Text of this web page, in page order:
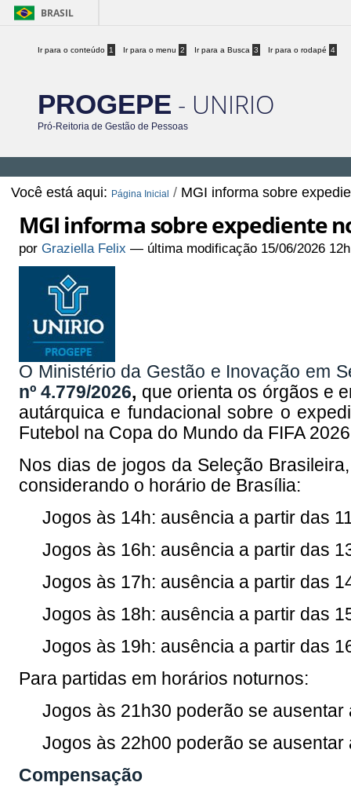
BRASIL
Ir para o conteúdo 1 Ir para o menu 2 Ir para a Busca 3 Ir para o rodapé 4
PROGEPE - UNIRIO
Pró-Reitoria de Gestão de Pessoas
Você está aqui: Página Inicial / MGI informa sobre
MGI informa sobre expediente
porGraziella Felix — última modificação 15/06/2026
O Ministério da Gestão e Inovação em
nº 4.779/2026, que orienta os órgãos e
autárquica e fundacional sobre o
Futebol na Copa do Mundo da FIFA
Nos dias de jogos da Seleção
considerando o horário de Brasília:
Jogos às 14h: ausência a partir das
Jogos às 16h: ausência a partir das
Jogos às 17h: ausência a partir das
Jogos às 18h: ausência a partir das
Jogos às 19h: ausência a partir das
Para partidas em horários noturnos:
Jogos às 21h30 poderão se ausentar
Jogos às 22h00 poderão se ausentar
Compensação